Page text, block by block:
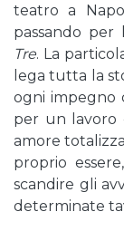
teatro a
passando per
Tre. La
lega tutta la
ogni impegno
per un lavoro
amore
proprio
scandire gli
determinate